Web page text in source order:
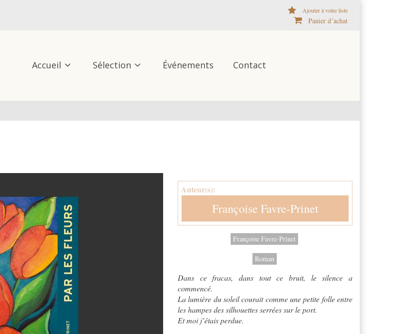
Ajouter à votre liste
Panier d´achat
Accueil Sélection Événements Contact
Auteur(s):
Françoise Favre-Prinet
Françoise Favre-Prinet
Roman
Dans ce fracas, dans tout ce bruit, le silence a
commencé.
La lumière du soleil courait comme une petite folle entre
les hampes des silhouettes serrées sur le port.
Et moi j’étais perdue.